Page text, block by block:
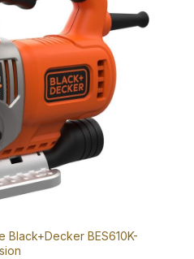
Black+Decker BES610K-